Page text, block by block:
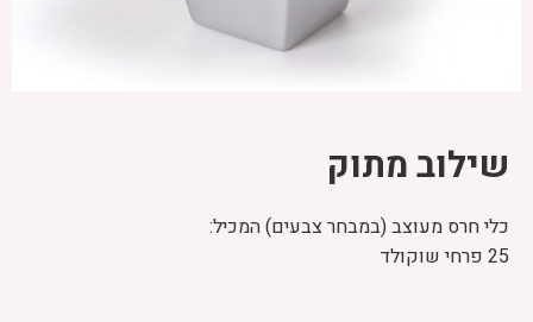
שילוב מתוק
כלי חרס מעוצב (במבחר צבעים) המכיל:
25 פרחי שוקולד